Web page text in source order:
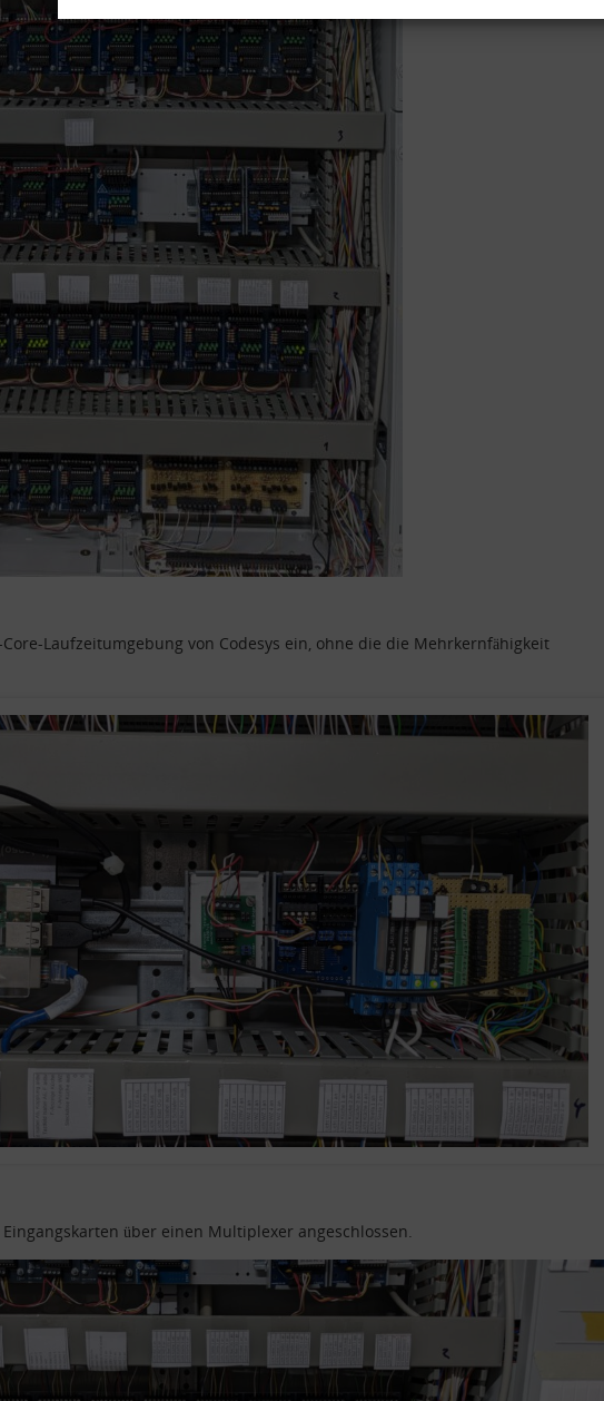
Laufzeitumgebung von Codesys ein, ohne die die Mehrkernfähigkeit
über einen Multiplexer angeschlossen.